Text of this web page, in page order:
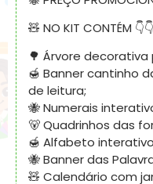
🧸 NO KIT CONTÉM 👇👇
🌳 Árvore
🍯 Banner cantinho
de leitura;
🐝 Numerais
🐻 Quadrinhos das
🍯 Alfabeto
🐝 Banner das
🧸 Calendário com